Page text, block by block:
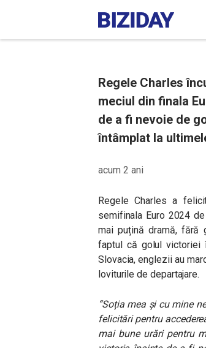
Regele Charles
meciul din finala
de a fi nevoie de
întâmplat la
acum 2 ani
Regele Charles a
semifinala Euro 2024
mai puțină dramă, fără
faptul că golul victoriei
Slovacia, englezii au
loviturile de departajare.
“Soția mea și cu mine
felicitări pentru
mai bune urări pentru